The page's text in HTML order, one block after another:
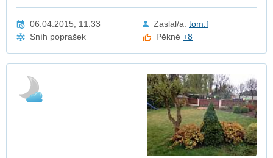
06.04.2015, 11:33 Zaslal/a: tom.f
Sníh poprašek
Pěkné+8